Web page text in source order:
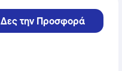
Δες την Προσφορά